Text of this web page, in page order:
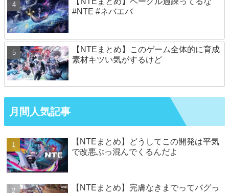
#NTE #ネバエバ
【NTEまとめ】このゲーム全体的に育成
素材キツい気がするけど
月間人気記事
【NTEまとめ】どうしてこの開発は平気
で改悪ぶっ混んでくるんだよ
【NTEまとめ】完膚なきまでってバグっ